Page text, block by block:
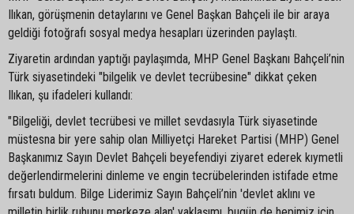
Ilıkan, görüşmenin detaylarını ve Genel Başkan Bahçeli ile bir araya
geldiği fotoğrafı sosyal medya hesapları üzerinden paylaştı.
Ziyaretin ardından yaptığı paylaşımda, MHP Genel Başkanı Bahçeli’nin
Türk siyasetindeki "bilgelik ve devlet tecrübesine" dikkat çeken
Ilıkan, şu ifadeleri kullandı:
"Bilgeliği, devlet tecrübesi ve millet sevdasıyla Türk siyasetinde
müstesna bir yere sahip olan Milliyetçi Hareket Partisi (MHP) Genel
Başkanımız Sayın Devlet Bahçeli beyefendiyi ziyaret ederek kıymetli
değerlendirmelerini dinleme ve engin tecrübelerinden istifade etme
fırsatı buldum. Bilge Liderimiz Sayın Bahçeli’nin 'devlet aklını ve